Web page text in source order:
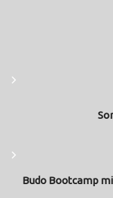
Budo Bootcamp